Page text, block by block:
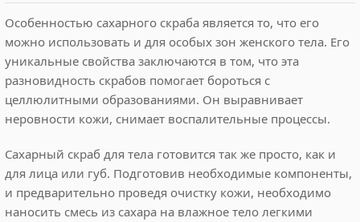
Особенностью сахарного скраба является то, что его
можно использовать и для особых зон женского тела. Его
уникальные свойства заключаются в том, что эта
разновидность скрабов помогает бороться с
целлюлитными образованиями. Он выравнивает
неровности кожи, снимает воспалительные процессы.
Сахарный скраб для тела готовится так же просто, как и
для лица или губ. Подготовив необходимые компоненты,
и предварительно проведя очистку кожи, необходимо
наносить смесь из сахара на влажное тело легкими